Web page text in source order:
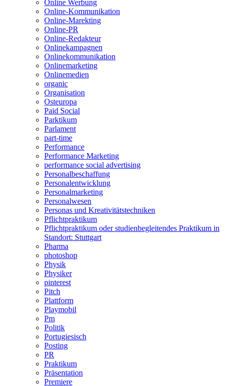
Online Werbung
Online-Kommunikation
Online-Marekting
Online-PR
Online-Redakteur
Onlinekampagnen
Onlinekommunikation
Onlinemarketing
Onlinemedien
organic
Organisation
Osteuropa
Paid Social
Parktikum
Parlament
part-time
Performance
Performance Marketing
performance social advertising
Personalbeschaffung
Personalentwicklung
Personalmarketing
Personalwesen
Personas und Kreativitätstechniken
Pflichtpraktikum
Pflichtpraktikum oder studienbegleitendes Praktikum in
Standort: Stuttgart
Pharma
photoshop
Physik
Physiker
pinterest
Pitch
Plattform
Playmobil
Pm
Politik
Portugiesisch
Posting
PR
Praktikum
Präsentation
Premiere